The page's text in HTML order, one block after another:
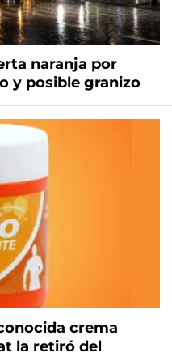
naranja por
y posible granizo
crema
la retiró del